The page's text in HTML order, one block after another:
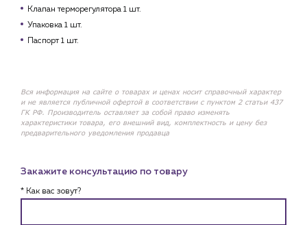
Клапан терморегулятора 1 шт.
Упаковка 1 шт.
Паспорт 1 шт.
Вся информация на сайте о товарах и ценах носит справочный характер
и не является публичной офертой в соответствии с пунктом 2 статьи 437
ГК РФ. Производитель оставляет за собой право изменять
характеристики товара, его внешний вид, комплектность и цену без
предварительного уведомления продавца
Закажите консультацию по товару
* Как вас зовут?